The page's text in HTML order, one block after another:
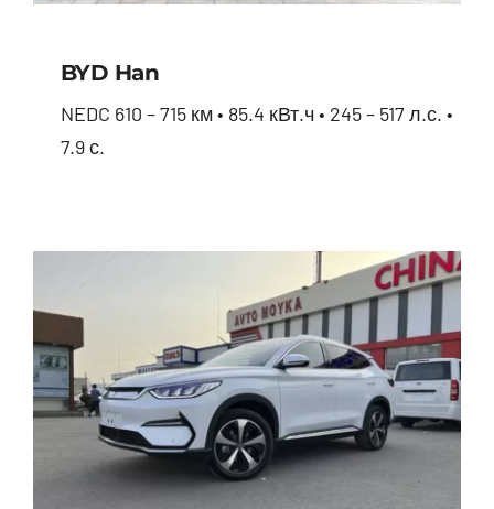
BYD Han
NEDC 610 – 715 км • 85.4 кВт.ч • 245 – 517 л.с. •
7.9 с.